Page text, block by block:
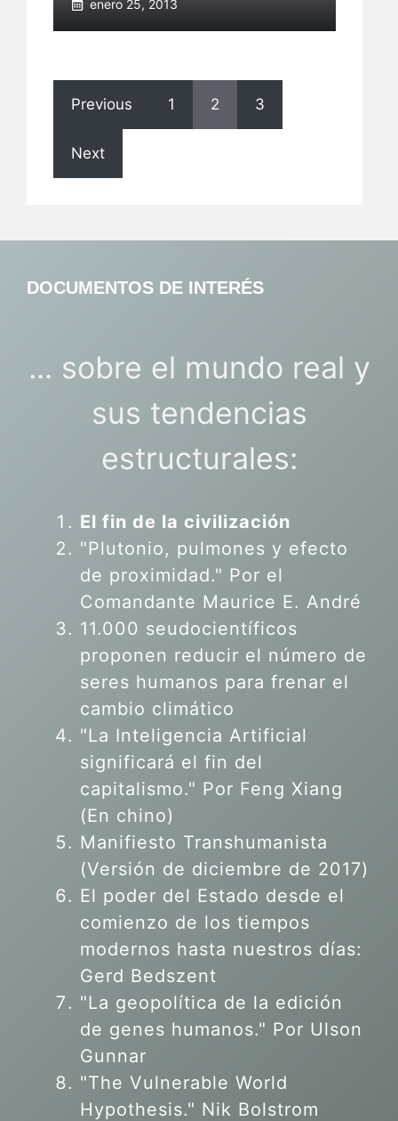
enero 25, 2013
Previous 1 2 3
Next
DOCUMENTOS DE INTERÉS
... sobre el mundo real y
sus tendencias
estructurales:
El fin de la civilización
"Plutonio, pulmones y efecto
de proximidad." Por el
Comandante Maurice E. André
11.000 seudocientíficos
proponen reducir el número de
seres humanos para frenar el
cambio climático
"La Inteligencia Artificial
significará el fin del
capitalismo." Por Feng Xiang
(En chino)
Manifiesto Transhumanista
(Versión de diciembre de 2017)
El poder del Estado desde el
comienzo de los tiempos
modernos hasta nuestros días:
Gerd Bedszent
"La geopolítica de la edición
de genes humanos." Por Ulson
Gunnar
"The Vulnerable World
Hypothesis." Nik Bolstrom